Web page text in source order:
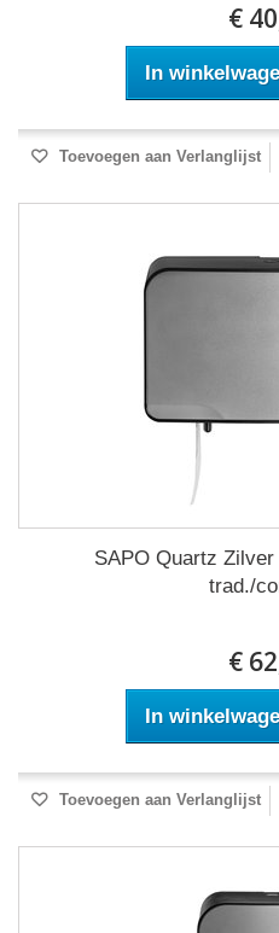
€
In
Toevoegen aan Verlanglijst
SAPO Quartz
trad./
€
In
Toevoegen aan Verlanglijst